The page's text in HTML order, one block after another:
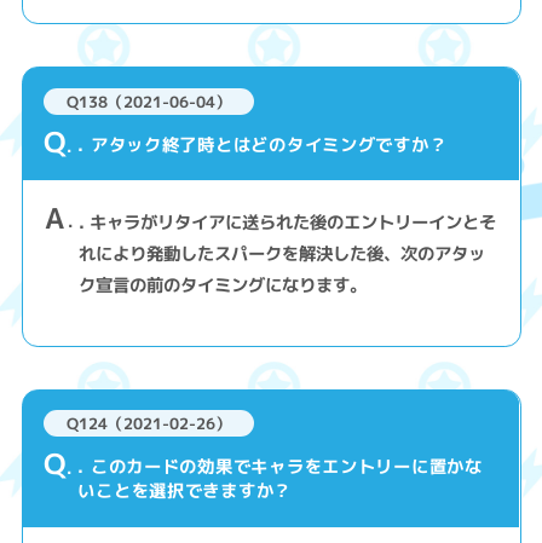
Q138（2021-06-04）
Q . アタック終了時とはどのタイミングですか？
A . キャラがリタイアに送られた後のエントリーインとそ
れにより発動したスパークを解決した後、次のアタッ
ク宣言の前のタイミングになります。
Q124（2021-02-26）
Q . このカードの効果でキャラをエントリーに置かな
いことを選択できますか？